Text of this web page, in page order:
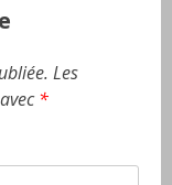
Les
*